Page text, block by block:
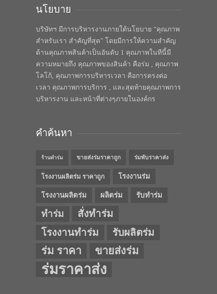
นโยบาย
บริษัทฯ มีการบริหารงานภายใต้นโยบาย “คุณภาพ
สำหรับเรา สำคัญที่สุด” โดยมีการให้ความสำคัญ
ด้านคุณภาพสินค้าเป็นอันดับ 1 คุณภาพในทีนี้มี
ความหมายถึง คุณภาพของสินค้า คือร่ม , คุณภาพ
โลโก้, คุณภาพการบริหารเวลา คือการตรงต่อ
เวลา คุณภาพการบริการ , และสุดท้ายคุณภาพการ
บริหารงาน และหน้าที่ต่างๆภายในองค์กร
คำค้นหา
ร้านทำร่ม ขายส่งร่มราคาถูก ร่มพับราคาส่ง
โรงงานผลิตร่ม ราคาถูก โรงงานร่ม
โรงงานผลิตร่ม ผลิตร่ม รับทำร่ม
ทำร่ม
สั่งทำร่ม
โรงงานทำร่ม
รับผลิตร่ม
ร่ม ราคา ขายส่งร่ม
ร่มราคาส่ง